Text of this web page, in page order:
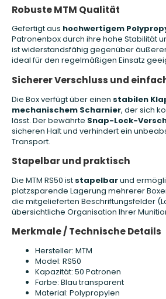
Robuste MTM Qualität
Gefertigt aus hochwertigem
Patronenbox durch ihre hohe Stabilität
ist widerstandsfähig gegenüber
ideal für den regelmäßigen Einsatz
Sicherer Verschluss und
Die Box verfügt über einen stabilen
mechanischem Scharnier, der sich
lässt. Der bewährte Snap-Lock-
sicheren Halt und verhindert ein
Transport.
Stapelbar und praktisch
Die MTM RS50 ist stapelbarund
platzsparende Lagerung mehrerer
die mitgelieferten Beschriftungsfelder
übersichtliche Organisation Ihrer
Merkmale / Technische Details
Hersteller: MTM
Model: RS50
Kapazität: 50 Patronen
Farbe: Blau transparent
Material: Polypropylen